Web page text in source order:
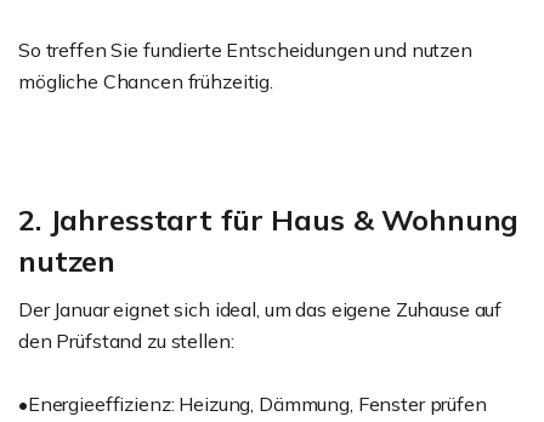
So treffen Sie fundierte Entscheidungen und nutzen
mögliche Chancen frühzeitig.
2. Jahresstart für Haus & Wohnung
nutzen
Der Januar eignet sich ideal, um das eigene Zuhause auf
den Prüfstand zu stellen:
•Energieeffizienz: Heizung, Dämmung, Fenster prüfen